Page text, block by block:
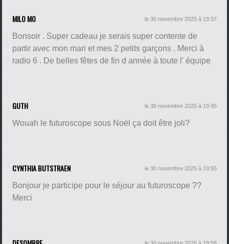
MILO MO le 30 novembre 2025 à 19:37
Bonsoir . Super cadeau je serais super contente de
partir avec mon mari et mes 2 petits garçons . Merci à
radio 6 . De belles fêtes de fin d année à toute l' équipe
GUTH le 30 novembre 2025 à 19:45
Wouah le futuroscope sous Noël ça doit être joli?
CYNTHIA BUTSTRAEN le 30 novembre 2025 à 19:55
Bonjour je participe pour le séjour au futuroscope ??
Merci